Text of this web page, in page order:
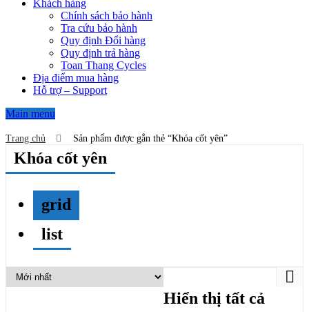
Khách hàng
Chính sách bảo hành
Tra cứu bảo hành
Quy định Đổi hàng
Quy định trả hàng
Toan Thang Cycles
Địa điểm mua hàng
Hỗ trợ – Support
Main menu
Trang chủ Sản phẩm được gắn thẻ “Khóa cốt yên”
Khóa cốt yên
grid
list
Hiển thị tất cả